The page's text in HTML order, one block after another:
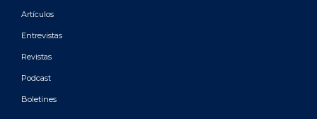
Artículos
Entrevistas
Revistas
Podcast
Boletines